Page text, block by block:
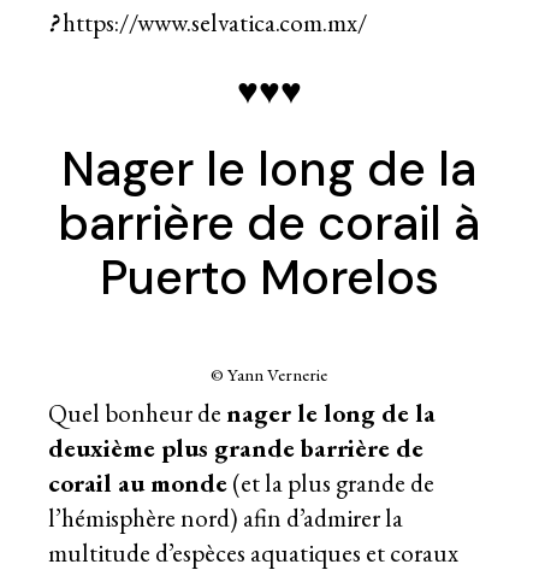
?https://www.selvatica.com.mx/
♥♥♥
Nager le long de la
barrière de corail à
Puerto Morelos
© Yann Vernerie
Quel bonheur denager le long de la
deuxième plus grande barrière de
corail au monde(et la plus grande de
l’hémisphère nord) afin d’admirer la
multitude d’espèces aquatiques et coraux